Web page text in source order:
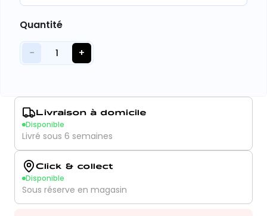
Quantité
− 1 +
Livraison à domicile
Disponible
Livré sous 6 semaines
Click & collect
Disponible
Sous réserve en magasin